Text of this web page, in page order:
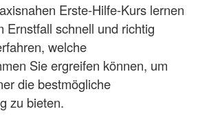
Erste-Hilfe-Kurs lernen
Ernstfall schnell und richtig
welche
Sie ergreifen können, um
die bestmögliche
zu bieten.